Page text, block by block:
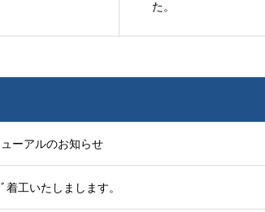
た。
ーアルのお知らせ
工いたしまします。